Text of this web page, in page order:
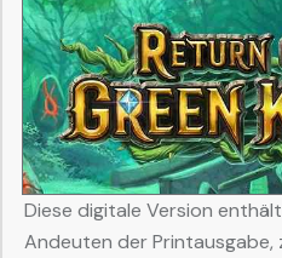
Diese digitale Version
Andeuten der